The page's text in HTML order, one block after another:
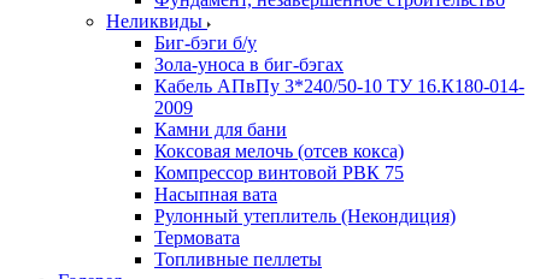
Неликвиды
Биг-бэги б/у
Зола-уноса в биг-бэгах
Кабель АПвПу 3*240/50-10 ТУ 16.К180-014-
2009
Камни для бани
Коксовая мелочь (отсев кокса)
Компрессор винтовой РВК 75
Насыпная вата
Рулонный утеплитель (Некондиция)
Термовата
Топливные пеллеты